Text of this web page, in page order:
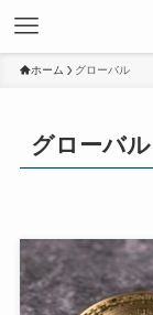
ホーム グローバル
グローバル